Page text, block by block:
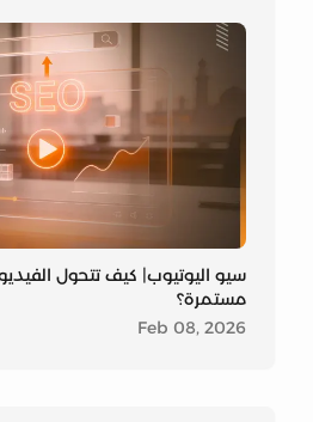
سيو اليوتيوب| كيف تتحول
مستمرة؟
Feb 08, 2026